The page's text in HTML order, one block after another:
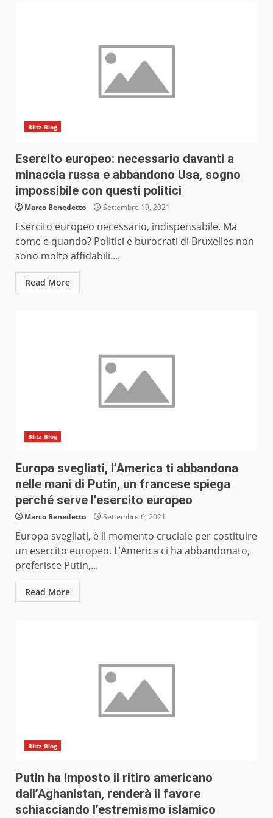
Blitz Blog
Esercito europeo: necessario davanti a
minaccia russa e abbandono Usa, sogno
impossibile con questi politici
Marco Benedetto Settembre 19, 2021
Esercito europeo necessario, indispensabile. Ma
come e quando? Politici e burocrati di Bruxelles non
sono molto affidabili....
Read More
Blitz Blog
Europa svegliati, l’America ti abbandona
nelle mani di Putin, un francese spiega
perché serve l’esercito europeo
Marco Benedetto Settembre 6, 2021
Europa svegliati, è il momento cruciale per costituire
un esercito europeo. L’America ci ha abbandonato,
preferisce Putin,...
Read More
Blitz Blog
Putin ha imposto il ritiro americano
dall’Aghanistan, renderà il favore
schiacciando l’estremismo islamico